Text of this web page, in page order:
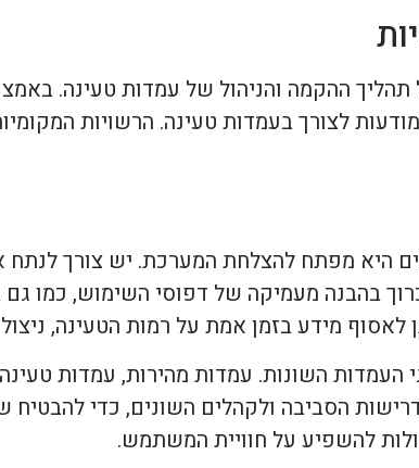
ההקמה והניהול של עמדות טעינה.
לצורך בעמדות טעינה. הרשויות
היא מפתח להצלחת המערכת. יש צורך
בהבנה מעמיקה של דפוסי השימוש, כמו גם
מידע בזמן אמת על רמות הטעינה,
השונות. עמדות מהירות, עמדות טעינה
הסביבה ולקהלים השונים, כדי להבטיח
להשפיע על חוויית המשתמש.